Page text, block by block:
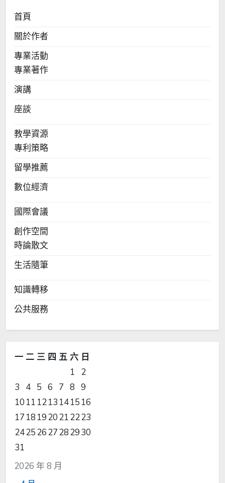
首頁
關於作者
專業活動
專業著作
演講
座談
教學資源
專利策略
留學推薦
數位經濟
國際會議
創作空間
時論散文
生活隨筆
知識轉移
公共服務
2026 年 8 月
一 二 三 四 五 六 日
1
2
3
4 5 6 7 8 9
10 11 1213 1415 16
17 18 1920212223
24252627282930
31